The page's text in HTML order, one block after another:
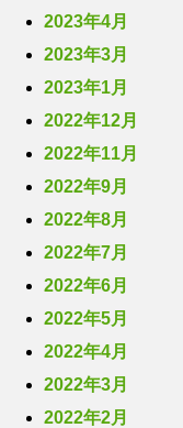
2023年4月
2023年3月
2023年1月
2022年12月
2022年11月
2022年9月
2022年8月
2022年7月
2022年6月
2022年5月
2022年4月
2022年3月
2022年2月